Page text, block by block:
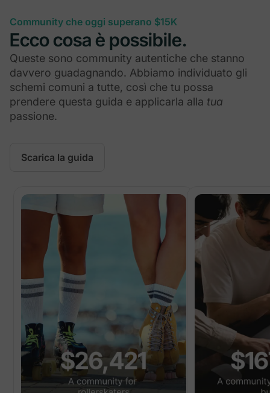
Community che oggi superano $15K
Ecco cosa è possibile.
Queste sono community autentiche che stanno
davvero guadagnando. Abbiamo individuato gli
schemi comuni a tutte, così che tu possa
prendere questa guida e applicarla alla tua
passione.
Scarica la guida